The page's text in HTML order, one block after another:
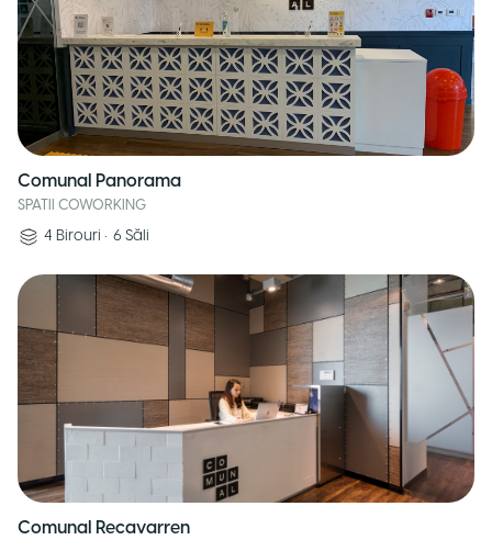
Comunal Panorama
SPATII COWORKING
4 Birouri • 6 Săli
Comunal Recavarren